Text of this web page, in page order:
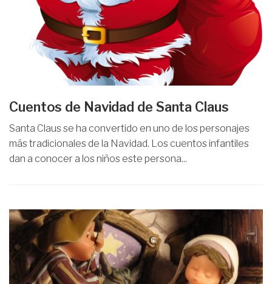
Cuentos de Navidad de Santa Claus
Santa Claus se ha convertido en uno de los personajes
más tradicionales de la Navidad. Los cuentos infantiles
dan a conocer a los niños este persona...